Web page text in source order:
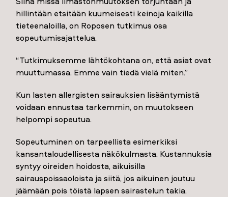
hillintään etsitään kuumeisesti keinoja kaikilla
tieteenaloilla, on Roposen tutkimus osa
sopeutumisajattelua.
“Tutkimuksemme lähtökohtana on, että asiat ovat
muuttumassa. Emme vain tiedä vielä miten.”
Kun lasten allergisten sairauksien lisääntymistä
voidaan ennustaa tarkemmin, on muutokseen
helpompi sopeutua.
Sopeutuminen on tarpeellista esimerkiksi
kansantaloudellisesta näkökulmasta. Kustannuksia
syntyy oireiden hoidosta, aikuisilla
sairauspoissaoloista ja siitä, jos aikuinen joutuu
jäämään pois töistä lapsen sairastelun takia.